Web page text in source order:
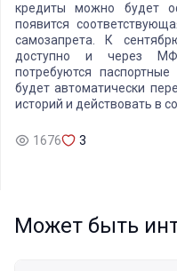
кредиты можно будет
появится
самозапрета. К
доступно и через
потребуются
будет автоматически
историй и действовать в
1676 3
Может быть